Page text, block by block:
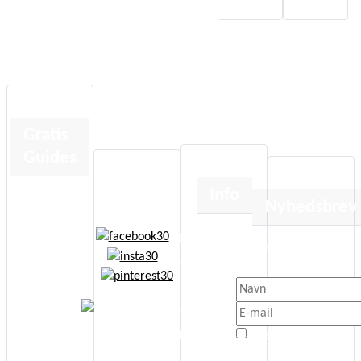
Om
Cookie- og
persondatapolitik
Handelsbetingelser
Nyhedsbrev
Få besked når der sker
Jeg er enig med
Privatlivspolitik